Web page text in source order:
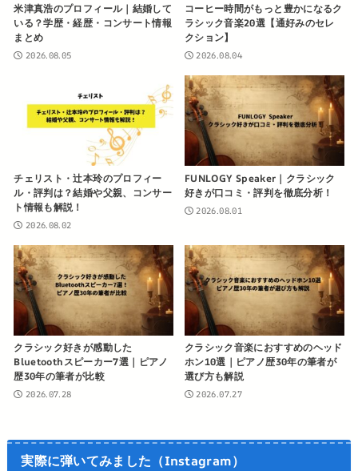
米津真浩のプロフィール｜結婚して
いる？学歴・経歴・コンサート情報
まとめ
2026.08.05
コーヒー時間がもっと豊かになるク
ラシック音楽20選【通好みのセレ
クション】
2026.08.04
チェリスト・辻本玲のプロフィー
ル・評判は？結婚や父親、コンサー
ト情報も解説！
2026.08.02
FUNLOGY Speaker｜クラシック
好きが口コミ・評判を徹底分析！
2026.08.01
クラシック好きが感動した
Bluetoothスピーカー7選｜ピアノ
歴30年の筆者が比較
2026.07.28
クラシック音楽におすすめのヘッド
ホン10選｜ピアノ歴30年の筆者が
選び方も解説
2026.07.27
実際に弾いてみました（Instagram）